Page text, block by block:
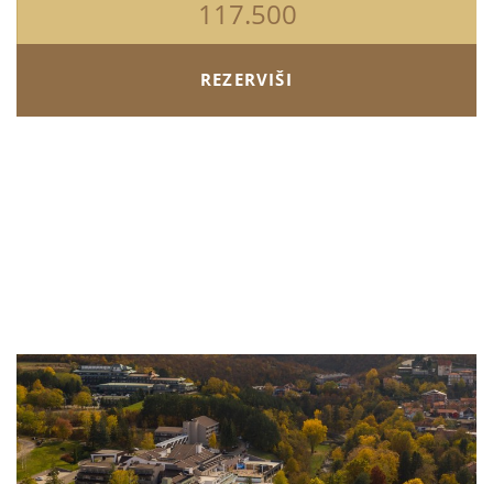
117.500
REZERVIŠI